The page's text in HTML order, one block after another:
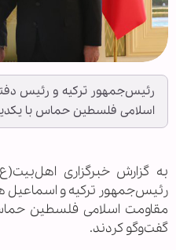
رئیس‌جمهور ترکیه و رئیس
اسلامی فلسطین حماس با
به گزارش خبرگزاری
رئیس‌جمهور ترکیه و
مقاومت اسلامی فلسطین
گفت‌وگو کردند.